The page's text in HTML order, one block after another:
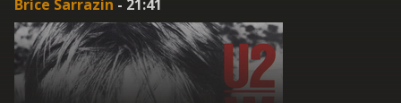
Brice Sarrazin - 21:41